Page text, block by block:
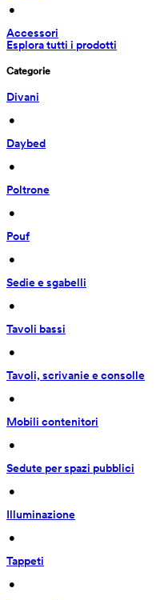
•
Accessori
Esplora tutti i prodotti
Categorie
Divani
•
Daybed
•
Poltrone
•
Pouf
•
Sedie e sgabelli
•
Tavoli bassi
•
Tavoli, scrivanie e consolle
•
Mobili contenitori
•
Sedute per spazi pubblici
•
Illuminazione
•
Tappeti
•